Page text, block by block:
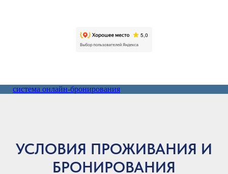
система онлайн-бронирования
УСЛОВИЯ ПРОЖИВАНИЯ И
БРОНИРОВАНИЯ